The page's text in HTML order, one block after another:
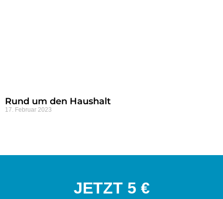
Rund um den Haushalt
17. Februar 2023
JETZT 5 €